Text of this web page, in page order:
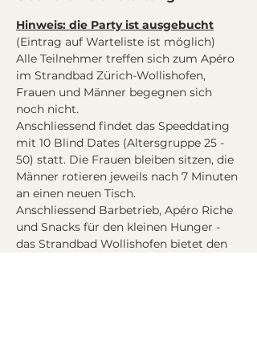
Hinweis: die Party ist ausgebucht
(Eintrag auf Warteliste ist möglich)
Alle Teilnehmer treffen sich zum Apéro
im Strandbad Zürich-Wollishofen,
Frauen und Männer begegnen sich
noch nicht.
Anschliessend findet das Speeddating
mit 10 Blind Dates (Altersgruppe 25 -
50) statt. Die Frauen bleiben sitzen, die
Männer rotieren jeweils nach 7 Minuten
an einen neuen Tisch.
Anschliessend Barbetrieb, Apéro Riche
und Snacks für den kleinen Hunger -
das Strandbad Wollishofen bietet den